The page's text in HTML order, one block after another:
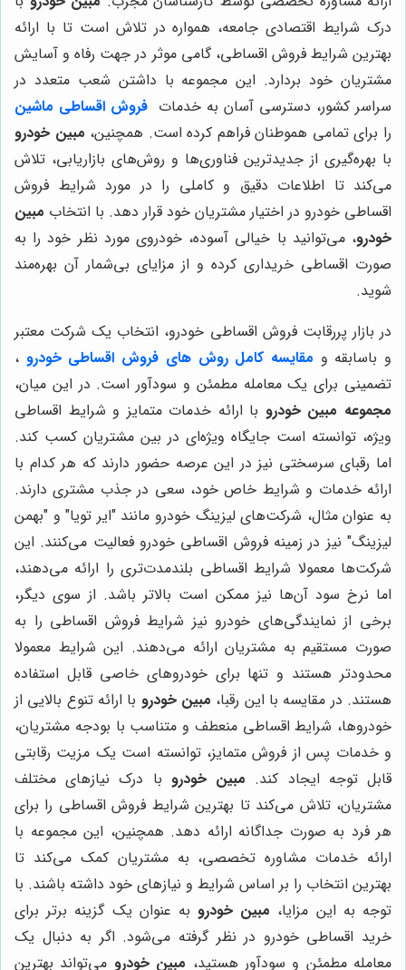
درک شرایط اقتصادی جامعه، همواره در تلاش است تا با ارائه
بهترین شرایط فروش اقساطی، گامی موثر در جهت رفاه و آسایش
مشتریان خود بردارد. این مجموعه با داشتن شعب متعدد در
سراسر کشور، دسترسی آسان به خدمات فروش اقساطی ماشین
را برای تمامی هموطنان فراهم کرده است. همچنین، مبین خودرو
با بهره‌گیری از جدیدترین فناوری‌ها و روش‌های بازاریابی، تلاش
می‌کند تا اطلاعات دقیق و کاملی را در مورد شرایط فروش
اقساطی خودرو در اختیار مشتریان خود قرار دهد. با انتخاب مبین
خودرو، می‌توانید با خیالی آسوده، خودروی مورد نظر خود را به
صورت اقساطی خریداری کرده و از مزایای بی‌شمار آن بهره‌مند
شوید.
در بازار پررقابت فروش اقساطی خودرو، انتخاب یک شرکت معتبر
و باسابقه و مقایسه کامل روش های فروش اقساطی خودرو ،
تضمینی برای یک معامله مطمئن و سودآور است. در این میان،
مجموعه مبین خودرو با ارائه خدمات متمایز و شرایط اقساطی
ویژه، توانسته است جایگاه ویژه‌ای در بین مشتریان کسب کند.
اما رقبای سرسختی نیز در این عرصه حضور دارند که هر کدام با
ارائه خدمات و شرایط خاص خود، سعی در جذب مشتری دارند.
به عنوان مثال، شرکت‌های لیزینگ خودرو مانند "ایر تویا" و "بهمن
لیزینگ" نیز در زمینه فروش اقساطی خودرو فعالیت می‌کنند. این
شرکت‌ها معمولا شرایط اقساطی بلندمدت‌تری را ارائه می‌دهند،
اما نرخ سود آن‌ها نیز ممکن است بالاتر باشد. از سوی دیگر،
برخی از نمایندگی‌های خودرو نیز شرایط فروش اقساطی را به
صورت مستقیم به مشتریان ارائه می‌دهند. این شرایط معمولا
محدودتر هستند و تنها برای خودروهای خاصی قابل استفاده
هستند. در مقایسه با این رقبا، مبین خودرو با ارائه تنوع بالایی از
خودروها، شرایط اقساطی منعطف و متناسب با بودجه مشتریان،
و خدمات پس از فروش متمایز، توانسته است یک مزیت رقابتی
قابل توجه ایجاد کند. مبین خودرو با درک نیازهای مختلف
مشتریان، تلاش می‌کند تا بهترین شرایط فروش اقساطی را برای
هر فرد به صورت جداگانه ارائه دهد. همچنین، این مجموعه با
ارائه خدمات مشاوره تخصصی، به مشتریان کمک می‌کند تا
بهترین انتخاب را بر اساس شرایط و نیازهای خود داشته باشند. با
توجه به این مزایا، مبین خودروبه عنوان یک گزینه برتر برای
خرید اقساطی خودرو در نظر گرفته می‌شود. اگر به دنبال یک
معامله مطمئن و سودآور هستید، مبین خودرو می‌تواند بهترین